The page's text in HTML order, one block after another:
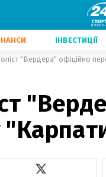
ІНВЕСТИЦІЇ
"Вердера" офіційно